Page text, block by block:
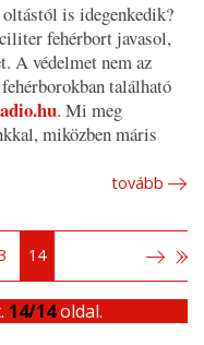
is idegenkedik?
fehérbort javasol,
A védelmet nem az
található
. Mi meg
miközben máris
tovább
14
14/14oldal.